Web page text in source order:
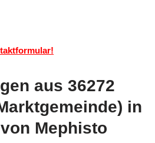
aus 36272
in
Mephisto